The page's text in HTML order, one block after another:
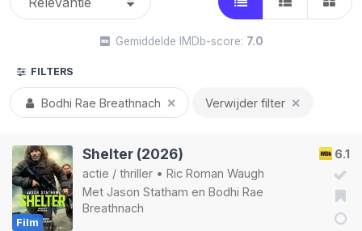
Gemiddelde IMDb-score: 7.0
FILTERS
Bodhi Rae Breathnach ✕ Verwijder filter ✕
Film
6.1
Shelter (2026)
actie / thriller • Ric Roman Waugh
Met Jason Statham en Bodhi Rae
Breathnach